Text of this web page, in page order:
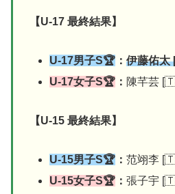
【U-17 最終結果】
U-17男子S🏆 ：伊藤佑
U-17女子S🏆 ： 陳芊芸
【U-15 最終結果】
U-15男子S🏆 ：范翊李
U-15女子S🏆 ：張子宇